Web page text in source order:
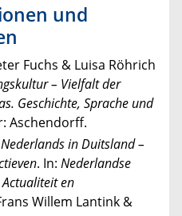
und
Fuchs & Luisa Röhrich
– Vielfalt der
Geschichte, Sprache und
Aschendorff.
Nederlands in Duitsland –
. In: Nederlandse
en
Willem Lantink &